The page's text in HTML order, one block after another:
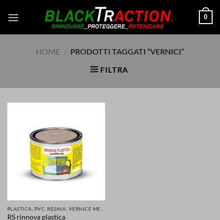
0
HOME / PRODOTTI TAGGATI “VERNICI”
FILTRA
RS rinnova plastica